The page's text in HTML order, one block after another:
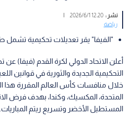
نشر :12:20 2026/6/1
|
رياضة
"الفيفا" يقر تعديلات تحكيمية
أعلن الاتحاد الدولي لكرة القدم (فيفا)
التحكيمية الجديدة والثورية في قوانين
خلال منافسات كأس العالم المقررة هذا
المتحدة، المكسيك، وكندا، بهدف فرض
المستطيل الأخضر وتسريع ريتم المباريات.